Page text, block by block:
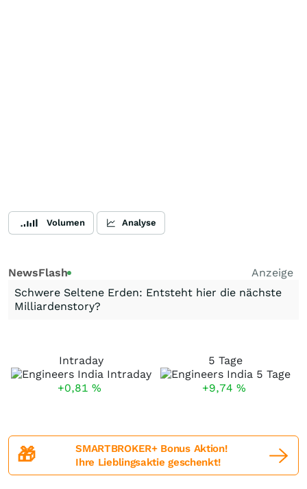
Volumen Analyse
NewsFlash
Anzeige
Schwere Seltene Erden: Entsteht hier die nächste
Milliardenstory?
Intraday
+0,81 %
5 Tage
+9,74 %
🎁
SMARTBROKER+ Bonus Aktion!
Ihre Lieblingsaktie geschenkt!